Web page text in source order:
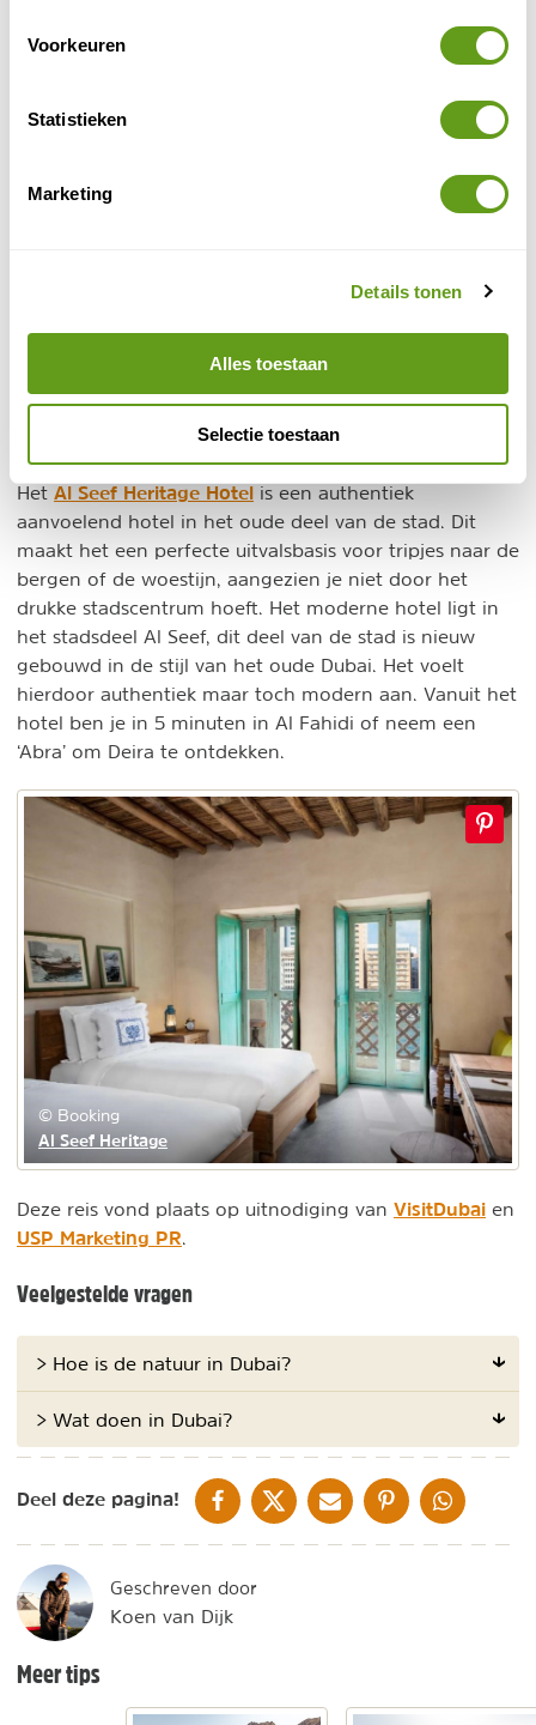
Voorkeuren
Statistieken
Marketing
Details tonen
Alles toestaan
Selectie toestaan
© Naturescanner Koen
Deze appartementen liggen verspreid over de heuvels
uitzicht over de omliggende bergen. Wil je voor een
echte kampeerervaring gaan, zet dan je tent op bij de
Hatta camping. Dit verwacht je toch niet in Dubai?
Het Al Seef Heritage Hotel is een authentiek
aanvoelend hotel in het oude deel van de stad. Dit
maakt het een perfecte uitvalsbasis voor tripjes naar de
bergen of de woestijn, aangezien je niet door het
drukke stadscentrum hoeft. Het moderne hotel ligt in
het stadsdeel Al Seef, dit deel van de stad is nieuw
gebouwd in de stijl van het oude Dubai. Het voelt
hierdoor authentiek maar toch modern aan. Vanuit het
hotel ben je in 5 minuten in Al Fahidi of neem een
‘Abra’ om Deira te ontdekken.
© Booking
Al Seef Heritage
Deze reis vond plaats op uitnodiging van VisitDubai en
USP Marketing PR
Veelgestelde vragen
> Hoe is de natuur in Dubai?
> Wat doen in Dubai?
Deel deze pagina! DELEN OP FACEBOOK
DELEN OP XDELEN VIA DE MAIL
DELEN OP PINTEREST
DELEN OP
Geschreven door
Koen van Dijk
Meer tips